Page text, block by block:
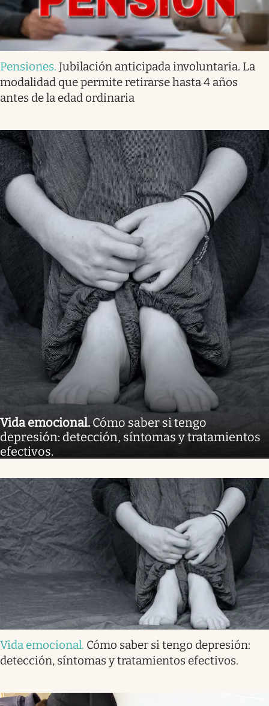
Pensiones. Jubilación anticipada involuntaria. La
modalidad que permite retirarse hasta 4 años
antes de la edad ordinaria
Vida emocional. Cómo saber si tengo
depresión: detección, síntomas y tratamientos
efectivos.
Vida emocional. Cómo saber si tengo depresión:
detección, síntomas y tratamientos efectivos.